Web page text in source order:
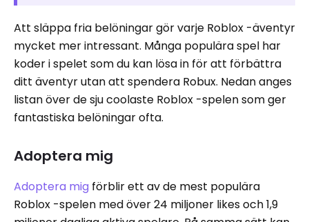
Att släppa fria belöningar gör varje Roblox -äventyr
mycket mer intressant. Många populära spel har
koder i spelet som du kan lösa in för att förbättra
ditt äventyr utan att spendera Robux. Nedan anges
listan över de sju coolaste Roblox -spelen som ger
fantastiska belöningar ofta.
Adoptera mig
Adoptera mig förblir ett av de mest populära
Roblox -spelen med över 24 miljoner likes och 1,9